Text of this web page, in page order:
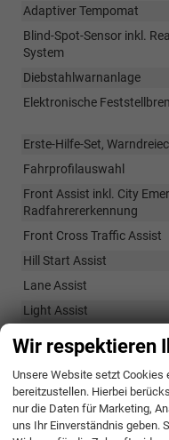
Adaptiver Tempomat
Blind-Spot-Sensor inkl.
System
Diebstahlwarnanlage
Elektronische
Erste-Hilfe-Set,
Fahrprofilauswahl
Front Assist inkl. City
Radfahrererkennung
Front Cross Traffic Assist
Hill Start Assist
Lane Assist
Light Assist
Park Assist Plus
Rückfahrkamera
Schlüssellose Bedienung
Verkehrsschilderkennung
Wir respektieren
Unsere Website setzt
bereitzustellen. Hierbei
nur die Daten für Marketing,
uns Ihr Einverständnis geben.